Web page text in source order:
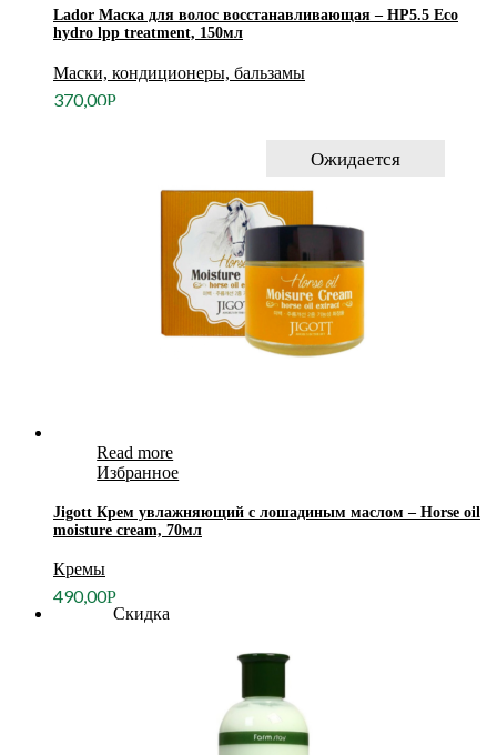
Lador Маска для волос восстанавливающая – HP5.5 Eco
hydro lpp treatment, 150мл
Маски, кондиционеры, бальзамы
370,00Р
Ожидается
Read more
Избранное
Jigott Крем увлажняющий с лошадиным маслом – Horse oil
moisture cream, 70мл
Кремы
490,00Р
Скидка